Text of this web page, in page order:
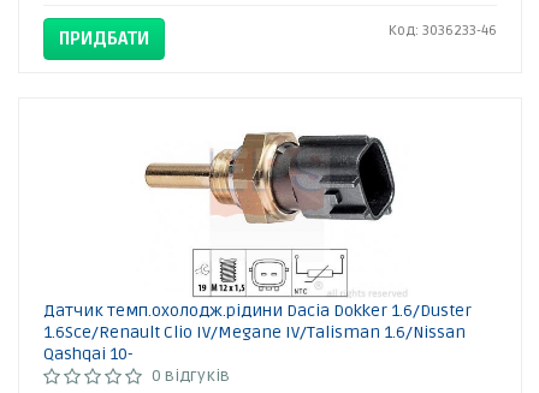
ПРИДБАТИ Код: 3036233-46
Датчик темп.охолодж.рідини Dacia Dokker 1.6/Duster
1.6Sce/Renault Clio IV/Megane IV/Talisman 1.6/Nissan
Qashqai 10-
0 відгуків